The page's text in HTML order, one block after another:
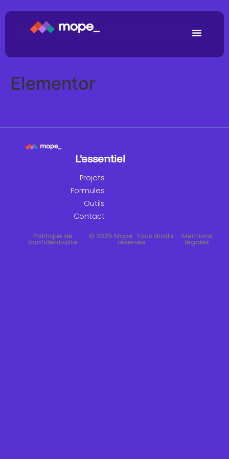
Elementor
L'essentiel
Projets
Formules
Outils
Contact
Politique de
confidentialité
© 2025 Mope. Tous droits
réservés
Mentions
légales